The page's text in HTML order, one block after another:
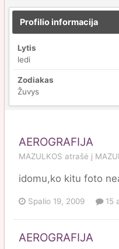
Profilio informacija
Lytis
ledi
Zodiakas
Žuvys
AEROGRAFIJA
MAZULKOS atrašė į
idomu,ko kitu foto
Spalio 19, 2009 15
AEROGRAFIJA